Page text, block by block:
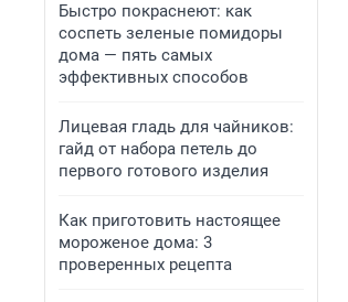
Быстро покраснеют: как
соспеть зеленые помидоры
дома — пять самых
эффективных способов
Лицевая гладь для чайников:
гайд от набора петель до
первого готового изделия
Как приготовить настоящее
мороженое дома: 3
проверенных рецепта